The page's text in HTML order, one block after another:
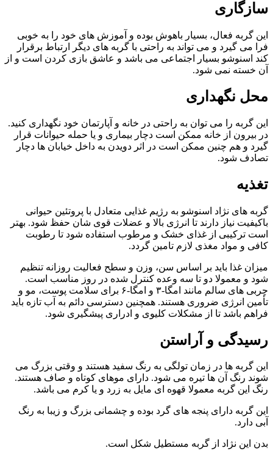
سازگاری
این گربه فعال، بسیار باهوش بوده و آموزش های خود را به خوبی
فرا می گیرد و می تواند به راحتی با گربه های دیگر ارتباط برقرار
کند اسنوشو بسیار اجتماعی می باشد و عاشق بازی کردن است و از
آن خسته نمی شود.
محل نگهداری
این گربه را می توان به راحتی در خانه و آپارتمان خود نگهداری کنید.
در بیرون از خانه ممکن است دچار بیماری و یا حمله حیوانات قرار
گیرد و هم چنین ممکن است در اثر دویدن به داخل خیابان ها دچار
تصادف شود.
تغذیه
گربه‌ های نژاد اسنوشو به رژیم غذایی متعادل با پروتئین حیوانی
باکیفیت نیاز دارند تا انرژی بالا و عضلات قوی‌ شان حفظ شود. بهتر
است ترکیبی از غذای خشک و مرطوب استفاده شود تا رطوبت
کافی و مواد مغذی لازم تامین گردد.
میزان غذا باید بر اساس سن، وزن و سطح فعالیت روزانه تنظیم
شود و معمولا دو تا سه وعده کنترل‌ شده در روز مناسب است.
چربی‌ های سالم مانند امگا-۳ و امگا-۶ برای سلامت پوست، مو و
تأمین انرژی ضروری هستند. همچنین دسترسی دائم به آب تازه باید
فراهم باشد تا از مشکلات کلیوی و ادراری پیشگیری شود.
رسیدگی و آراستن
این گربه ها در زمان تولگی به رنگ سفید هستند و وقتی بزرگ می
شوند رنگ آن ها تیره می شود. دارای موهای کوتاه و صاف هستند.
رنگ این گربه معمولا قهوه ای مایل به زرد و یا کرم می باشد.
این گربه دارای پنجه های گرد بوده و چشمانی بزرگ و زیبا به رنگ
آبی دارد.
بدن این نژاد از گربه مستطیل شکل است.